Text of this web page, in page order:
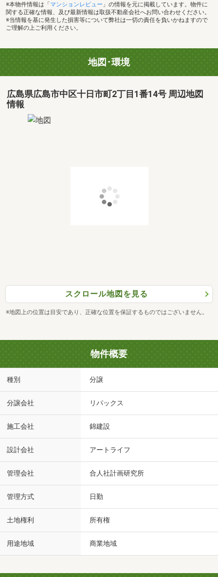
※本物件情報は「 マンションレビュー 」の情報を元に掲載しています。物件に
関する正確な情報、及び最新情報は取扱不動産会社へお問い合わせください。
※当情報を基に発生した損害等について弊社は一切の責任を負いかねますので
ご理解の上ご利用ください。
地図･環境
広島県広島市中区十日市町2丁目1番14号 周辺地図
情報
スクロール地図を見る
※地図上の位置は目安であり、正確な位置を保証するものではございません。
物件概要
種別 分譲
分譲会社 リパックス
施工会社 錦建設
設計会社 アートライフ
管理会社 合人社計画研究所
管理方式 日勤
土地権利 所有権
用途地域 商業地域